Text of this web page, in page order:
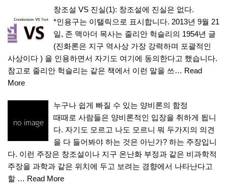
창조설 VS 진실(1): 창조설에 진실은 없다.
*인용구는 이탤릭으로 표시합니다. 2013년 9월 21
일, 존 맥아더 목사는 줄리안 헉슬리의 1954년 글
(진화론은 지구 역사상 가장 강력하며 포괄적인
사상이다 ) 을 인용하면서 자기도 여기에 동의한다고 했습니다.
참고로 줄리안 헉슬리는 같은 책에서 이런 말을 쓰… Read
More
누구나 쉽게 빠질 수 있는 양비론의 함정
때때로 사람들은 양비론적인 입장을 취하게 됩니
다. 자기도 모르고 나도 모르니 뭐 두가지의 의견
을 다 들어봐야 하는 것은 아닌가? 하는 주장입니
다. 이런 주장은 창조설이나 지구 온난화 부정과 같은 비과학적
주장을 과학과 같은 위치에 두고 보려는 경향에서 나타난다고
할 … Read More